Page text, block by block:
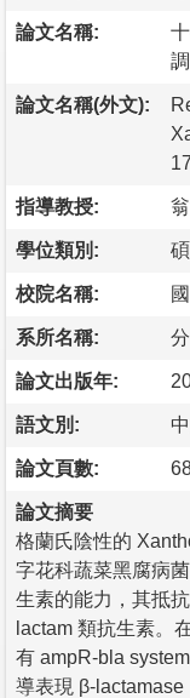
論文名稱:
論文名稱(外文):
17
指導教授:
學位類別:
校院名稱:
系所名稱:
論文出版年:
語文別:
論文頁數:
論文摘要
格蘭氏陰性的
字花科蔬菜黑腐病
生素的能力，其抵
lactam 類抗生素。
有 ampR-bla
導表現 β-